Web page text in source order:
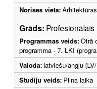
Norises vieta:
Grāds:
Programmas veids:Otrā
programma - 7. LKI
Valoda:latviešu/angļu
Studiju veids: Pilna laika